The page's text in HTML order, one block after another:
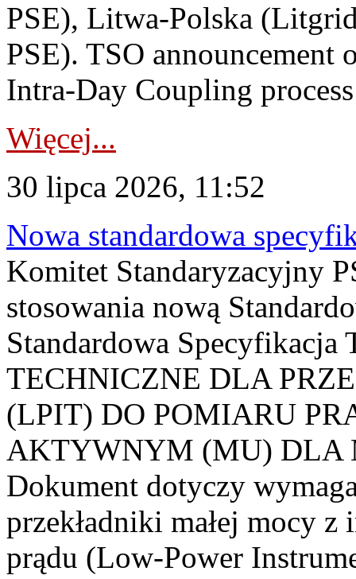
PSE), Litwa-Polska
PSE). TSO announcement
Intra-Day Coupling
Więcej...
30 lipca 2026, 11:52
Nowa standardowa
Komitet Standaryzacyjny
stosowania nową
Standardowa
TECHNICZNE DLA
(LPIT) DO POMIARU
AKTYWNYM (MU) DLA
Dokument dotyczy
przekładniki małej mocy
prądu (Low-Power